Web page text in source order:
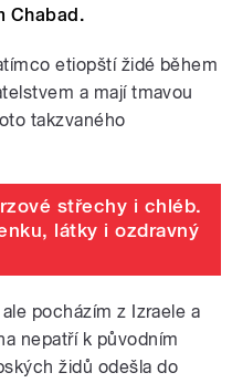
Chabad.
etiopští židé během
a mají tmavou
takzvaného
střechy i chléb.
látky i ozdravný
pocházím z Izraele a
nepatří k původním
židů odešla do